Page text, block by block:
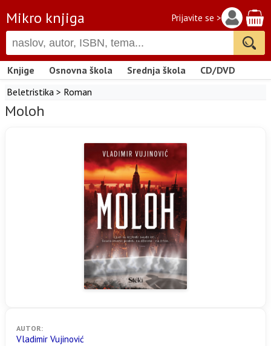
Mikro knjiga Prijavite se >
Knjige Osnovna škola Srednja škola
CD/DVD
Beletristika > Roman
Moloh
AUTOR:
Vladimir Vujinović